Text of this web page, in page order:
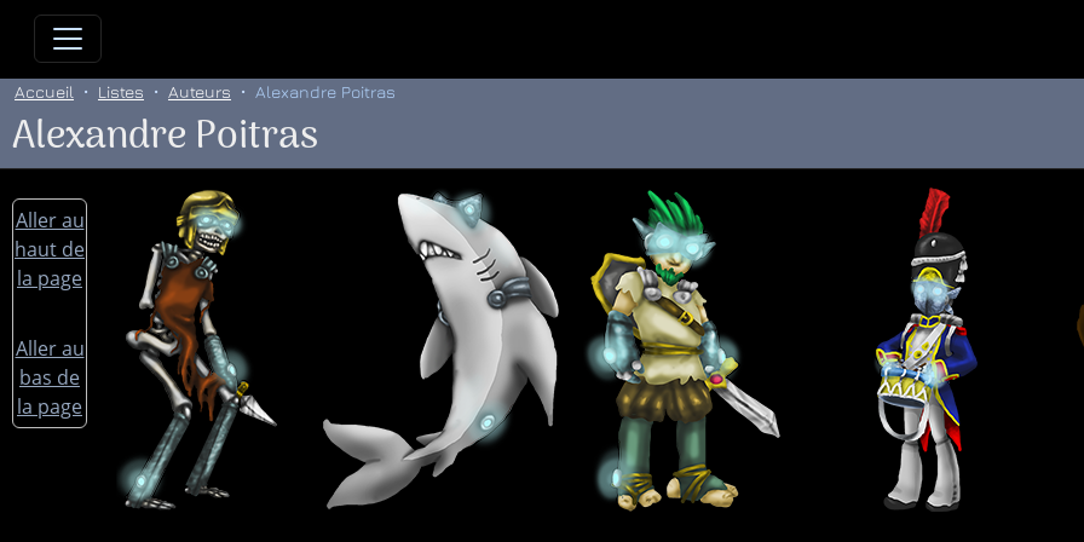
Allez directement au contenu
Accueil Listes Auteurs Alexandre Poitras
Alexandre Poitras
Aller au
haut de
la page
Aller au
bas de
la page